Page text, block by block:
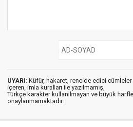
UYARI: Küfür, hakaret, rencide edici cümleler
içeren, imla kuralları ile yazılmamış,
Türkçe karakter kullanılmayan ve büyük
onaylanmamaktadır.